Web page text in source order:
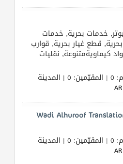
خدمات بحرية, خدمات
قطع غيار بحرية, قوارب
كيماويةمتنوعة, نقليات
Wadi Alhuroof